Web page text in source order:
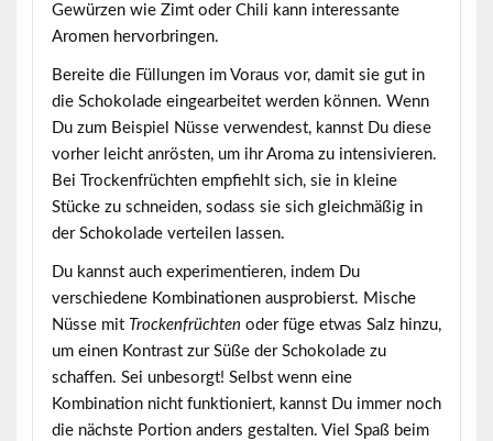
Gewürzen wie Zimt oder Chili kann interessante
Aromen hervorbringen.
Bereite die Füllungen im Voraus vor, damit sie gut in
die Schokolade eingearbeitet werden können. Wenn
Du zum Beispiel Nüsse verwendest, kannst Du diese
vorher leicht anrösten, um ihr Aroma zu intensivieren.
Bei Trockenfrüchten empfiehlt sich, sie in kleine
Stücke zu schneiden, sodass sie sich gleichmäßig in
der Schokolade verteilen lassen.
Du kannst auch experimentieren, indem Du
verschiedene Kombinationen ausprobierst. Mische
Nüssemit Trockenfrüchten oder füge etwas Salz hinzu,
um einen Kontrast zur Süße der Schokolade zu
schaffen. Sei unbesorgt! Selbst wenn eine
Kombination nicht funktioniert, kannst Du immer noch
die nächste Portion anders gestalten. Viel Spaß beim